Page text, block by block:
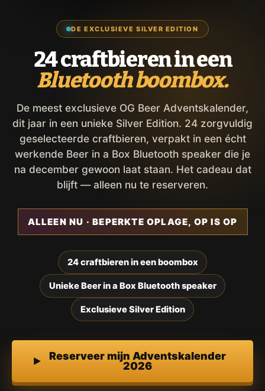
DE EXCLUSIEVE SILVER EDITION
24 craftbieren in een
Bluetooth boombox.
De meest exclusieve OG Beer Adventskalender,
dit jaar in een unieke Silver Edition. 24 zorgvuldig
geselecteerde craftbieren, verpakt in een écht
werkende Beer in a Box Bluetooth speaker die je
na december gewoon laat staan. Het cadeau dat
blijft — alleen nu te reserveren.
ALLEEN NU · BEPERKTE OPLAGE, OP IS OP
24 craftbieren in een boombox
Unieke Beer in a Box Bluetooth speaker
Exclusieve Silver Edition
Reserveer mijn Adventskalender
2026